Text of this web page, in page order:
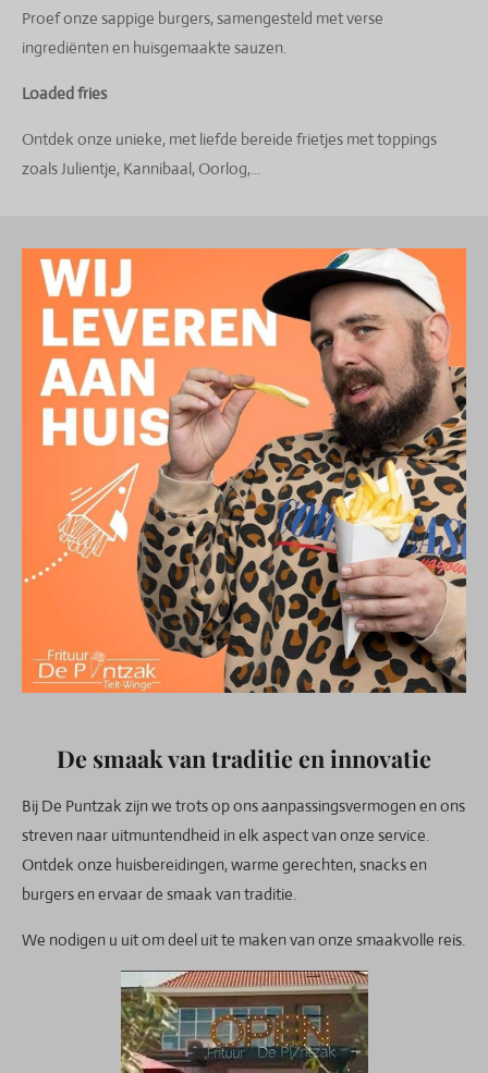
Proef onze sappige burgers, samengesteld met verse
ingrediënten en huisgemaakte sauzen.
Loaded fries
Ontdek onze unieke, met liefde bereide frietjes met toppings
zoals Julientje, Kannibaal, Oorlog,...
De smaak van traditie en innovatie
Bij De Puntzak zijn we trots op ons aanpassingsvermogen en ons
streven naar uitmuntendheid in elk aspect van onze service.
Ontdek onze huisbereidingen, warme gerechten, snacks en
burgers en ervaar de smaak van traditie.
We nodigen u uit om deel uit te maken van onze smaakvolle reis.